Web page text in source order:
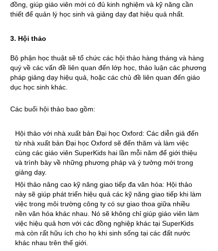
đồng, giúp giáo viên mới có đủ kinh nghiệm và kỹ năng cần
thiết để quản lý học sinh và giảng dạy đạt hiệu quả nhất.
3. Hội thảo
Bộ phận học thuật sẽ tổ chức các hội thảo hàng tháng và hàng
quý về các vấn đề liên quan đến lớp học, thảo luận các phương
pháp giảng dạy hiệu quả, hoặc các chủ đề liên quan đến giáo
dục học sinh khác.
Các buổi hội thảo bao gồm:
Hội thảo với nhà xuất bản Đại học Oxford: Các diễn giả đến
từ nhà xuất bản Đại học Oxford sẽ đến thăm và làm việc
cùng các giáo viên SuperKids hai lần mỗi năm để giới thiệu
và trình bày về những phương pháp và ý tưởng mới trong
giảng dạy.
Hội thảo nâng cao kỹ năng giao tiếp đa văn hóa: Hội thảo
này sẽ giúp phát triển hiệu quả các kỹ năng giao tiếp khi làm
việc trong môi trường công ty có sự giao thoa giữa nhiều
nền văn hóa khác nhau. Nó sẽ không chỉ giúp giáo viên làm
việc hiệu quả hơn với các đồng nghiệp khác tại SuperKids
mà còn rất hữu ích cho họ khi sinh sống tại các đất nước
khác nhau trên thế giới.